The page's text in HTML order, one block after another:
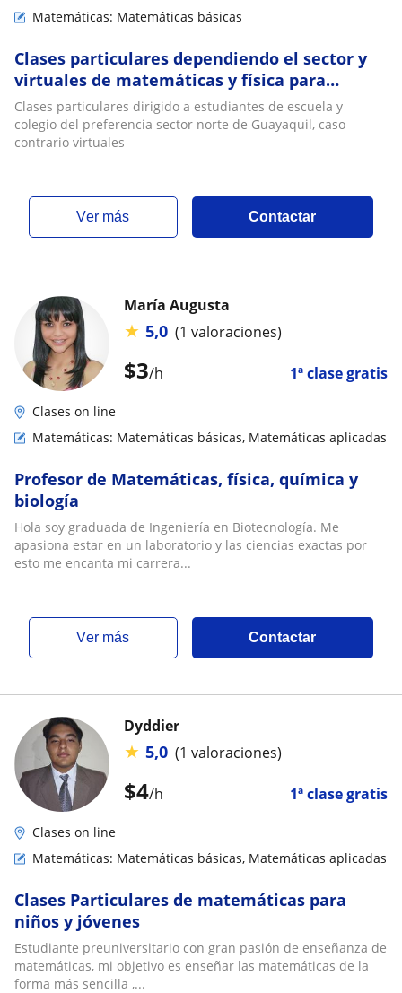
Matemáticas: Matemáticas básicas
Clases particulares dependiendo el sector y
virtuales de matemáticas y física para
escuela y colegio
Clases particulares dirigido a estudiantes de escuela y
colegio del preferencia sector norte de Guayaquil, caso
contrario virtuales
ver más Contactar
$3/h 1ª clase gratis
María Augusta
★ 5,0 (1 valoraciones)
Clases on line
Matemáticas: Matemáticas básicas, Matemáticas aplicadas
Profesor de Matemáticas, física, química y
biología
Hola soy graduada de Ingeniería en Biotecnología. Me
apasiona estar en un laboratorio y las ciencias exactas por
esto me encanta mi carrera...
ver más Contactar
$4/h 1ª clase gratis
Dyddier
★ 5,0 (1 valoraciones)
Clases on line
Matemáticas: Matemáticas básicas, Matemáticas aplicadas
Clases Particulares de matemáticas para
niños y jóvenes
Estudiante preuniversitario con gran pasión de enseñanza de
matemáticas, mi objetivo es enseñar las matemáticas de la
forma más sencilla ,...